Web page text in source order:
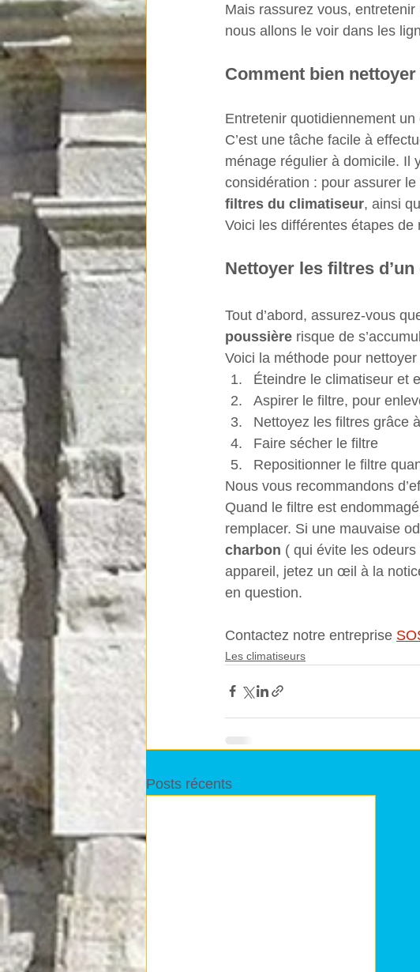
Mais rassurez vous,
nous allons le voir dans les
Comment bien
Entretenir quotidiennement
C’est une tâche facile à
ménage régulier à domicile. Il
considération : pour assurer
filtres du climatiseur, ainsi
Voici les différentes étapes de
Nettoyer les filtres
Tout d’abord, assurez-vous
poussière risque de
Voici la méthode pour
Éteindre le climatiseur et
Aspirer le filtre, pour
Nettoyez les filtres grâce
Faire sécher le filtre
Repositionner le filtre
Nous vous recommandons
Quand le filtre est
remplacer. Si une mauvaise
charbon ( qui évite les
appareil, jetez un œil à la
en question.
Contactez notre entreprise
Les climatiseurs
Posts récents